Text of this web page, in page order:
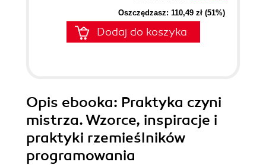
Oszczędzasz: 110,49 zł (51%)
Dodaj do koszyka
Opis ebooka: Praktyka czyni
mistrza. Wzorce, inspiracje i
praktyki rzemieślników
programowania